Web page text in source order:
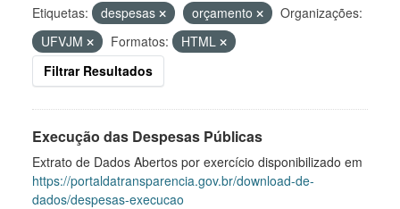
Etiquetas: despesas orçamento
Organizações:
UFVJM
Formatos:
HTML
Filtrar Resultados
Execução das Despesas Públicas
Extrato de Dados Abertos por exercício disponibilizado em
https://portaldatransparencia.gov.br/download-de-
dados/despesas-execucao